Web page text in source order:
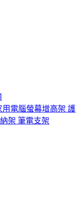
電腦螢幕增高架 護
架 筆電支架